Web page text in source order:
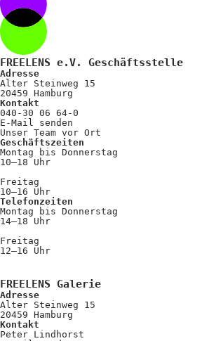
FREELENS e.V. Geschäftsstelle
Adresse
Alter Steinweg 15
20459 Hamburg
Kontakt
040-30 06 64-0
E-Mail senden
Unser Team vor Ort
Geschäftszeiten
Montag bis Donnerstag
10–18 Uhr
Freitag
10–16 Uhr
Telefonzeiten
Montag bis Donnerstag
14–18 Uhr
Freitag
12–16 Uhr
FREELENS Galerie
Adresse
Alter Steinweg 15
20459 Hamburg
Kontakt
Peter Lindhorst